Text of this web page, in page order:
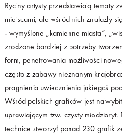
Ryciny artysty przedstawiają tematy
miejscami, ale wśród nich znalazły
- wymyślone „kamienne miasta”,
zrodzone bardziej z potrzeby
form, penetrowania możliwości
często z zabawy nieznanym
pragnienia uwiecznienia jakiegoś
Wśród polskich grafików jest
uprawiającym tzw. czysty
technice stworzył ponad 230 grafik